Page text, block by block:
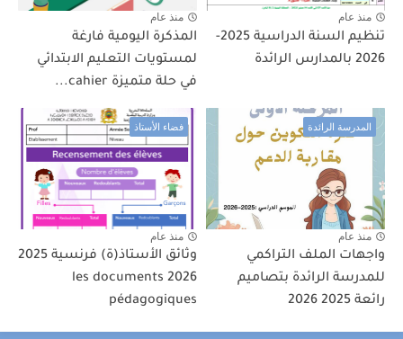
منذ عام
تنظيم السنة الدراسية 2025-
2026 بالمدارس الرائدة
منذ عام
المذكرة اليومية فارغة
لمستويات التعليم الابتدائي
في حلة متميزة cahier...
المدرسة الرائدة
منذ عام
واجهات الملف التراكمي
للمدرسة الرائدة بتصاميم
رائعة 2025 2026
فضاء الأستاذ
منذ عام
وثائق الأستاذ(ة) فرنسية 2025
2026 les documents
pédagogiques